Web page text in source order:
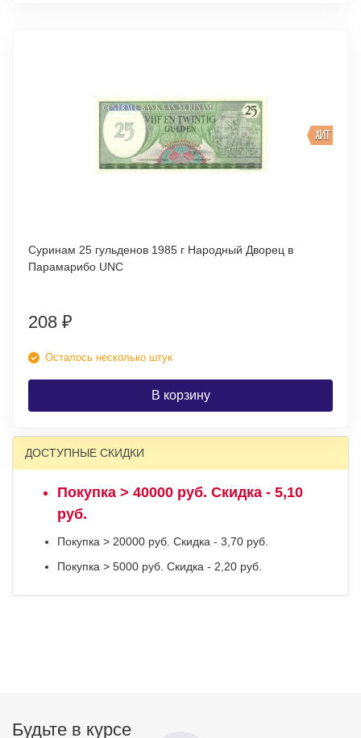
ХИТ
Суринам 25 гульденов 1985 г Народный Дворец в
Парамарибо UNC
208 ₽
Осталось несколько штук
В корзину
ДОСТУПНЫЕ СКИДКИ
Покупка > 40000 руб. Скидка - 5,10
руб.
Покупка > 20000 руб. Скидка - 3,70 руб.
Покупка > 5000 руб. Скидка - 2,20 руб.
Будьте в курсе